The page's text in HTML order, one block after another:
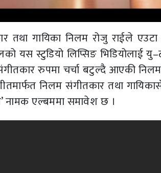
तथा गायिका निलम रोजु राईले
यस स्टुडियो लिप्सिङ भिडियोलाई
रुपमा चर्चा बटुल्दै आएकी
निलम संगीतकार तथा
नामक एल्बममा समावेश छ ।